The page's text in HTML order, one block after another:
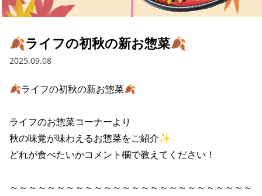
🍂ライフの初秋の新お惣菜🍂
2025.09.08
🍂ライフの初秋の新お惣菜🍂
ライフのお惣菜コーナーより
秋の味覚が味わえるお惣菜をご紹介✨
どれが食べたいかコメント欄で教えてください！
～～～～～～～～～～～～～～～～～～～～～～～～～～